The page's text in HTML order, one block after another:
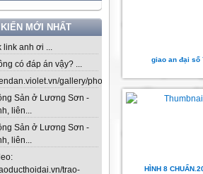
MỚI NHẤT
link anh ơi ...
có đáp án vậy? ...
gallery/photos/302...
Sản ở Lương Sơn -
liên...
Sản ở Lương Sơn -
liên...
trao-
giao an đại số
HÌNH 8